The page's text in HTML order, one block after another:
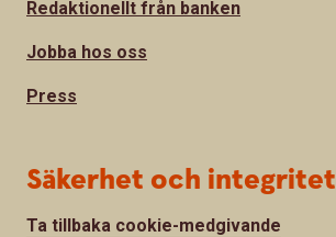
Redaktionellt från banken
Jobba hos oss
Press
Säkerhet och integritet
Ta tillbaka cookie-medgivande